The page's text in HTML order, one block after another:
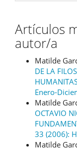
Artículos
autor/a
Matilde
DE LA
Enero-
Matilde
OCTAVIO
33 (2006):
Matilde